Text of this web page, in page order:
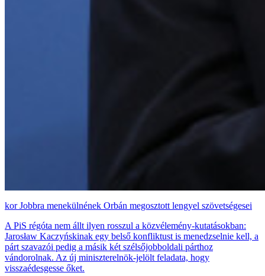
Jobbra menekülnének Orbán megosztott lengyel szövetségesei
A PiS régóta nem állt ilyen rosszul a közvélemény-kutatásokban:
Jarosław Kaczyńskinak egy belső konfliktust is menedzselnie kell, a
párt szavazói pedig a másik két szélsőjobboldali párthoz
vándorolnak. Az új miniszterelnök-jelölt feladata, hogy
visszaédesgesse őket.